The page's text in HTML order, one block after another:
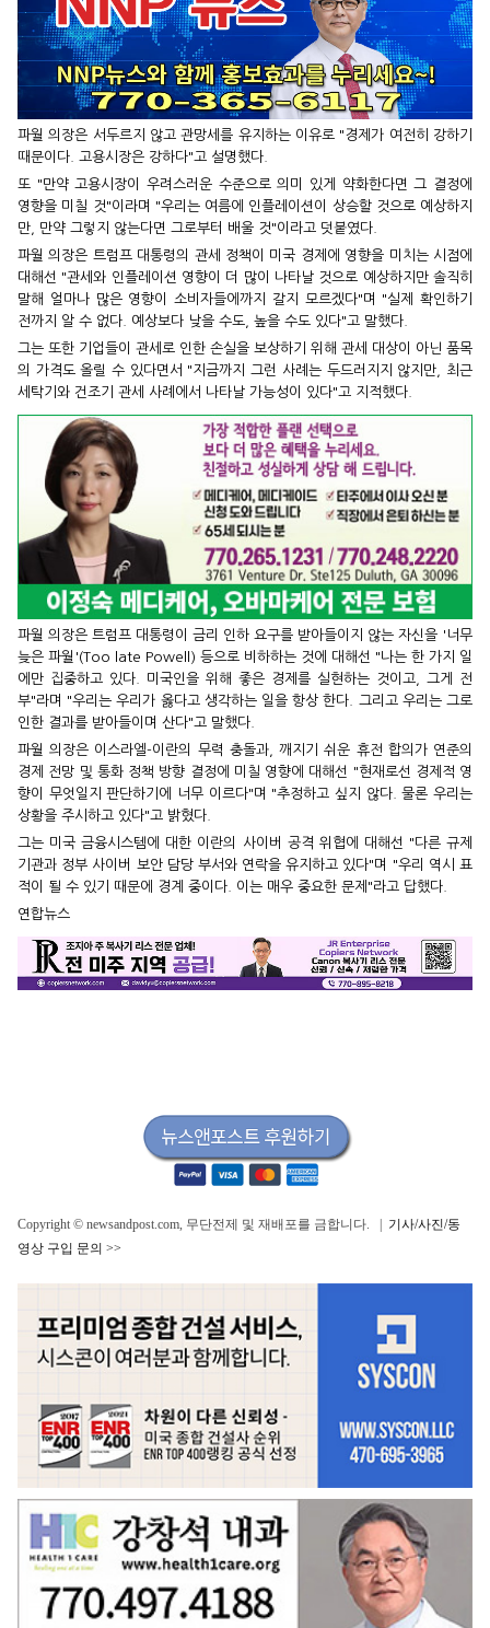
파월 의장은 서두르지 않고 관망세를 유지하는 이유로 "경제가 여전히 강하기
때문이다. 고용시장은 강하다"고 설명했다.
또 "만약 고용시장이 우려스러운 수준으로 의미 있게 약화한다면 그 결정에
영향을 미칠 것"이라며 "우리는 여름에 인플레이션이 상승할 것으로 예상하지
만, 만약 그렇지 않는다면 그로부터 배울 것"이라고 덧붙였다.
파월 의장은 트럼프 대통령의 관세 정책이 미국 경제에 영향을 미치는 시점에
대해선 "관세와 인플레이션 영향이 더 많이 나타날 것으로 예상하지만 솔직히
말해 얼마나 많은 영향이 소비자들에까지 갈지 모르겠다"며 "실제 확인하기
전까지 알 수 없다. 예상보다 낮을 수도, 높을 수도 있다"고 말했다.
그는 또한 기업들이 관세로 인한 손실을 보상하기 위해 관세 대상이 아닌 품목
의 가격도 올릴 수 있다면서 "지금까지 그런 사례는 두드러지지 않지만, 최근
세탁기와 건조기 관세 사례에서 나타날 가능성이 있다"고 지적했다.
파월 의장은 트럼프 대통령이 금리 인하 요구를 받아들이지 않는 자신을 '너무
늦은 파월'(Too late Powell) 등으로 비하하는 것에 대해선 "나는 한 가지 일
에만 집중하고 있다. 미국인을 위해 좋은 경제를 실현하는 것이고, 그게 전
부"라며 "우리는 우리가 옳다고 생각하는 일을 항상 한다. 그리고 우리는 그로
인한 결과를 받아들이며 산다"고 말했다.
파월 의장은 이스라엘-이란의 무력 충돌과, 깨지기 쉬운 휴전 합의가 연준의
경제 전망 및 통화 정책 방향 결정에 미칠 영향에 대해선 "현재로선 경제적 영
향이 무엇일지 판단하기에 너무 이르다"며 "추정하고 싶지 않다. 물론 우리는
상황을 주시하고 있다"고 밝혔다.
그는 미국 금융시스템에 대한 이란의 사이버 공격 위협에 대해선 "다른 규제
기관과 정부 사이버 보안 담당 부서와 연락을 유지하고 있다"며 "우리 역시 표
적이 될 수 있기 때문에 경계 중이다. 이는 매우 중요한 문제"라고 답했다.
연합뉴스
Copyright © newsandpost.com, 무단전제 및 재배포를 금합니다. | 기사/사진/동
영상 구입 문의 >>